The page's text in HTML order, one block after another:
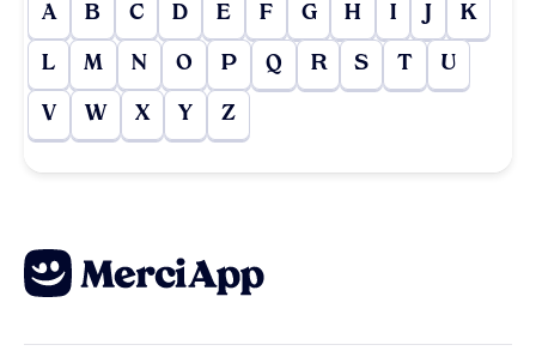
A B C D E F G H I J K
L M N O P Q R S T U
V W X Y Z